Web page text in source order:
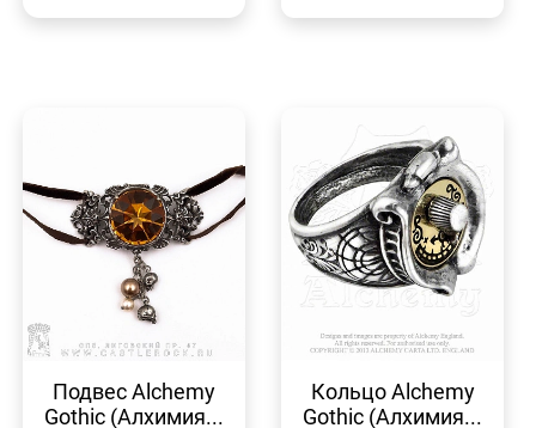
ПРОСМОТР
Подвес Alchemy
Gothic (Алхимия...
ПРОСМОТР
Кольцо Alchemy
Gothic (Алхимия...